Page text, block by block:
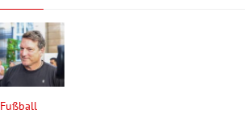
Fußball